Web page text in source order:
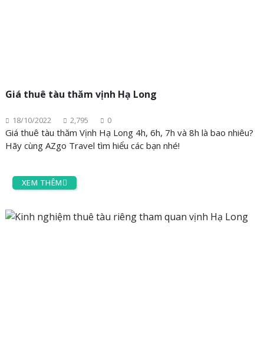
Giá thuê tàu thăm vịnh Hạ Long
18/10/2022 2,795 0
Giá thuê tàu thăm Vịnh Hạ Long 4h, 6h, 7h và 8h là bao nhiêu?
Hãy cùng AZgo Travel tìm hiểu các bạn nhé!
XEM THÊM